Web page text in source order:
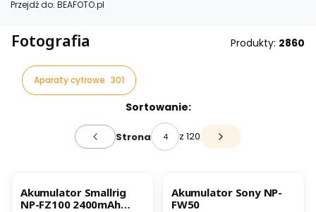
Przejdź do: BEAFOTO.pl
Fotografia Produkty: 2860
Aparaty cyfrowe 301
Sortowanie:
Poprzednie produkty
Strona z 120 Następne produkty
Akumulator Smallrig
NP-FZ100 2400mAh
Akumulator Sony NP-
FW50